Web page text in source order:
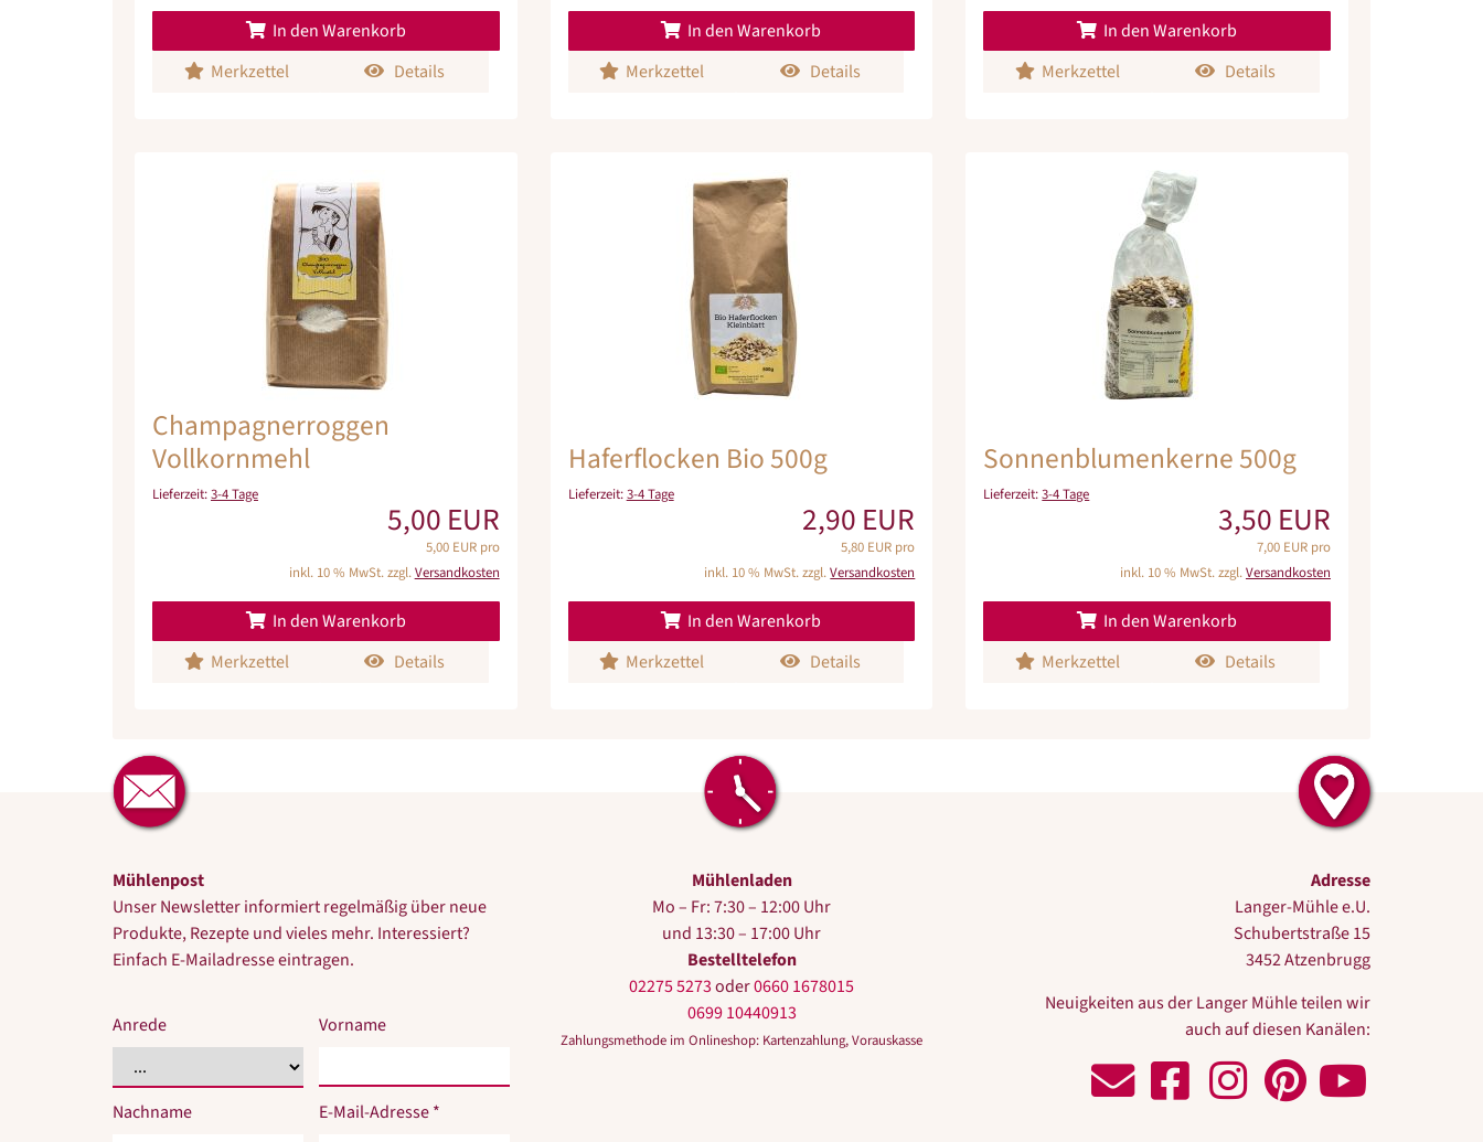
In den Warenkorb
Merkzettel
Details
In den Warenkorb
Merkzettel
Details
In den Warenkorb
Merkzettel
Details
Champagnerroggen
Vollkornmehl
Lieferzeit:3-4 Tage
5,00 EUR
5,00 EUR pro
inkl. 10 % MwSt. zzgl.Versandkosten
In den Warenkorb
Merkzettel
Details
Haferflocken Bio 500g
Lieferzeit:3-4 Tage
2,90 EUR
5,80 EUR pro
inkl. 10 % MwSt. zzgl.Versandkosten
In den Warenkorb
Merkzettel
Details
Sonnenblumenkerne 500g
Lieferzeit:3-4 Tage
3,50 EUR
7,00 EUR pro
inkl. 10 % MwSt. zzgl.Versandkosten
In den Warenkorb
Merkzettel
Details
Mühlenpost
Unser Newsletter informiert regelmäßig über neue
Produkte, Rezepte und vieles mehr. Interessiert?
Einfach E-Mailadresse eintragen.
Anrede Vorname
Nachname E-Mail-Adresse *
Mühlenladen
Mo – Fr: 7:30 – 12:00 Uhr
und 13:30 – 17:00 Uhr
Bestelltelefon
02275 5273oder0660 1678015
0699 10440913
Zahlungsmethode im Onlineshop: Kartenzahlung, Vorauskasse
Adresse
Langer-Mühle e.U.
Schubertstraße 15
3452 Atzenbrugg
Neuigkeiten aus der Langer Mühle teilen wir
auch auf diesen Kanälen: